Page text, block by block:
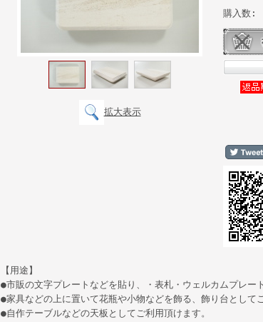
拡大表示
購入数:
【用途】
●市販の文字プレートなどを貼り、・表札・ウェルカムプレー
●家具などの上に置いて花瓶や小物などを飾る、飾り台として
●自作テーブルなどの天板としてご利用頂けます。